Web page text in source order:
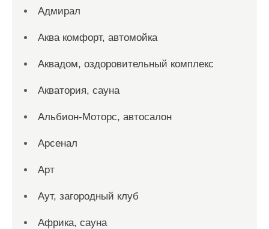
Адмирал
Аква комфорт, автомойка
Аквадом, оздоровительный комплекс
Акватория, сауна
Альбион-Моторс, автосалон
Арсенал
Арт
Аут, загородный клуб
Африка, сауна